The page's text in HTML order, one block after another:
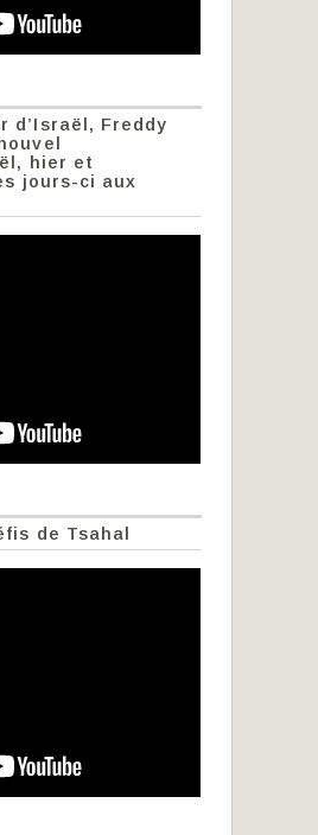
d’Israël, Freddy
hier et
jours-ci aux
de Tsahal